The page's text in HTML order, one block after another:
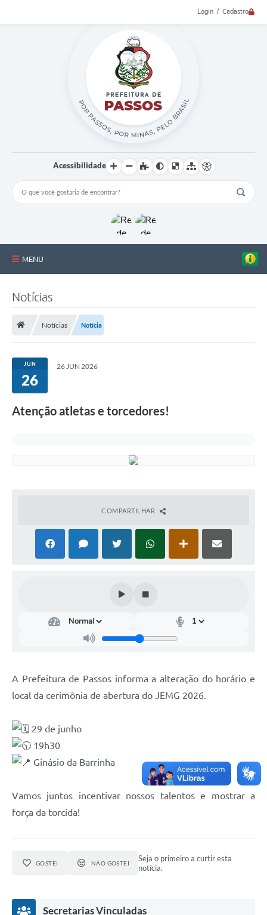
Login / Cadastro
Acessibilidade
MENU
Estrutura Administrativa
Galeria de Fotos
Notícias
Notícias Notícia
JUN
26
26 JUN 2026
Atenção atletas e torcedores!
COMPARTILHAR
A Prefeitura de Passos informa a alteração do horário e
local da cerimônia de abertura do JEMG 2026.
29 de junho
19h30
Ginásio da Barrinha
Vamos juntos incentivar nossos talentos e mostrar a
força da torcida!
GOSTEI NÃO GOSTEI
Seja o primeiro a curtir esta
notícia.
Secretarias Vinculadas